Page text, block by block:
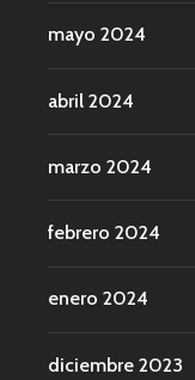
mayo 2024
abril 2024
marzo 2024
febrero 2024
enero 2024
diciembre 2023